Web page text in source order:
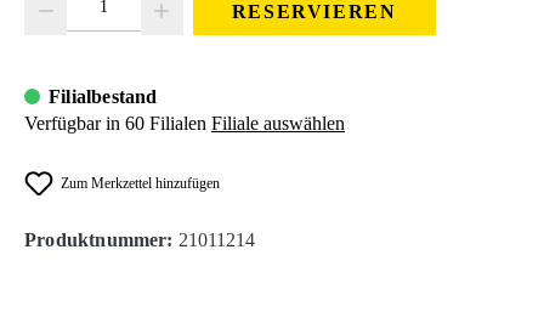
RESERVIEREN
Filialbestand
Verfügbar in 60 Filialen Filiale auswählen
Zum Merkzettel hinzufügen
Produktnummer: 21011214